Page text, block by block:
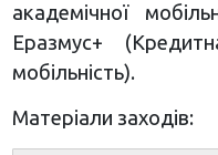
академічної
Еразмус+
мобільність).
Матеріали заходів: